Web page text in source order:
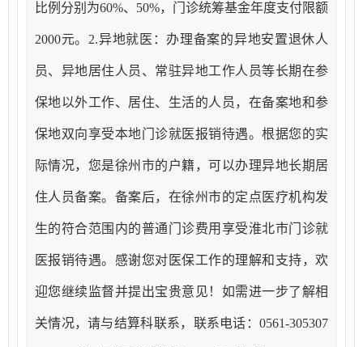
比例分别为60%、50%，门诊统筹基金年度支付限额
2000元。2.异地就医：办理备案的异地安置退休人
员、异地居住人员、常驻异地工作人员等长期在参
保地以外工作、居住、生活的人员，在备案地和参
保地双向享受本地门诊就医报销待遇。根据您的实
际情况，您是徐州市的户籍，可以办理异地长期居
住人员备案。备案后，在徐州市的定点医疗机构发
生的符合范围内的普通门诊费用享受淮北市门诊就
医报销待遇。感谢您对医保工作的理解和支持，欢
迎您继续监督并提出宝贵意见！如需进一步了解相
关情况，请与结算科联系，联系电话：0561-305307